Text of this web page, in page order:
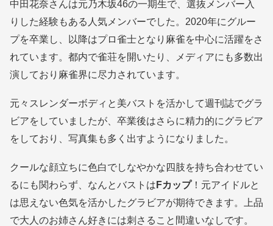
中田花奈さんは元乃木坂46の一期生で、選抜メンバー入
りした経験もある人気メンバーでした。2020年にグルー
プを卒業し、以降はプロ雀士となり麻雀を中心に活躍をさ
れています。都内で雀荘を開いたり、メディアにも多数出
演しており麻雀界に尽力されています。
元々スレンダーボディと美バストを活かして週刊誌でグラ
ビアをしていましたが、卒業後はさらに精力的にグラビア
をしており、写真集も多く出すようになりました。
クールな顔立ちに色白でしなやかな四肢を持ち合わせてい
るにも関わらず、なんとバストは Fカップ！元アイドルと
は思えない色気を活かしたグラビアが期待できます。上品
で大人のお姉さん好きには刺さること間違いなしです。